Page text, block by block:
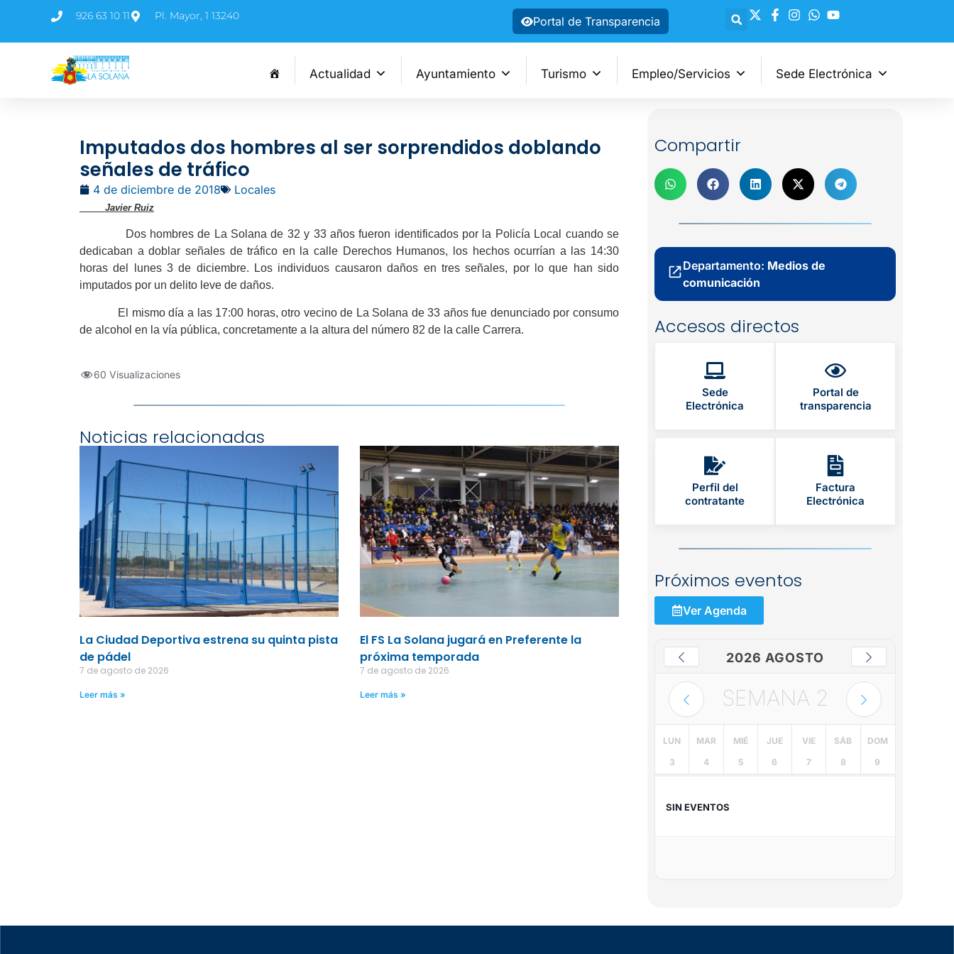
926 63 10 11 Pl. Mayor, 1 13240 Portal de Transparencia
Actualidad Ayuntamiento Turismo Empleo/Servicios Sede Electrónica
Imputados dos hombres al ser sorprendidos doblando
señales de tráfico
4 de diciembre de 2018 Locales
Javier Ruiz
Dos hombres de La Solana de 32 y 33 años fueron identificados por la Policía Local cuando se
dedicaban a doblar señales de tráfico en la calle Derechos Humanos, los hechos ocurrían a las 14:30
horas del lunes 3 de diciembre. Los individuos causaron daños en tres señales, por lo que han sido
imputados por un delito leve de daños.
El mismo día a las 17:00 horas, otro vecino de La Solana de 33 años fue denunciado por consumo
de alcohol en la vía pública, concretamente a la altura del número 82 de la calle Carrera.
60 Visualizaciones
Noticias relacionadas
La Ciudad Deportiva estrena su quinta pista
de pádel
7 de agosto de 2026
Leer más »
El FS La Solana jugará en Preferente la
próxima temporada
7 de agosto de 2026
Leer más »
Compartir
Departamento: Medios de
comunicación
Accesos directos
Sede
Electrónica
Portal de
transparencia
Perfil del
contratante
Factura
Electrónica
Próximos eventos
Ver Agenda
2026 AGOSTO
SEMANA 2
LUN
3
MAR
4
MIÉ
5
JUE
6
VIE
7
SÁB
8
DOM
9
SIN EVENTOS